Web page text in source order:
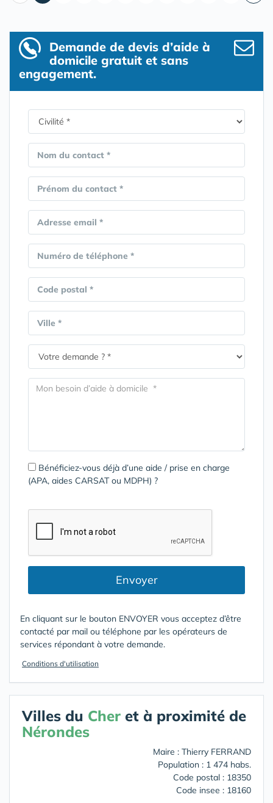
Demande de devis d’aide à
domicile gratuit et sans
engagement.
Nom du contact *
Prénom du contact *
Adresse email *
Numéro de téléphone *
Code postal *
Ville *
Bénéficiez-vous déjà d’une aide / prise en charge
(APA, aides CARSAT ou MDPH) ?
Envoyer
En cliquant sur le bouton ENVOYER vous acceptez d’être
contacté par mail ou téléphone par les opérateurs de
services répondant à votre demande.
Conditions d'utilisation
Villes du Cher et à proximité de
Nérondes
Maire : Thierry FERRAND
Population : 1 474 habs.
Code postal : 18350
Code insee : 18160